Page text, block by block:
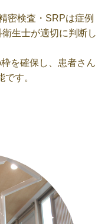
密検査・SRPは症例
生士が適切に判断し
を確保し、患者さん
す。